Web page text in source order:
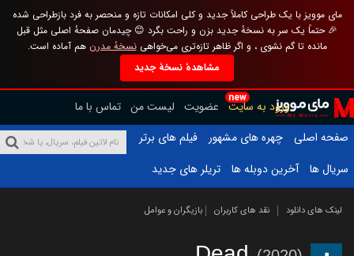
مای موویز با یک طراحی کاملاً جدید و کلی امکانات تازه و منحصر به فرد بازطراحی شده
🎉 حتماً یک سر به نسخهٔ جدید بزن و راحت بگرد 😊 چیدمان صفحهٔ اصلی مثل قبل
مانده تا گم نشوی ، و اگر ظاهر تازه‌تری می‌خواهینسخهٔ مدرن هم آماده است.
مشاهدهٔ نسخهٔ جدید
new
ورود به سایت عضویت لیست من تماس با ما
صفحه اصلی
چهره های مشهور
فیلم های برتر
سریال ها
آخرین دوبله ها تریلر های جدید
لینک های دانلود نقد های کاربران بازیگران و عوامل